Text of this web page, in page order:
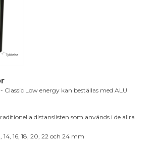
Classic Low energy kan beställas med ALU
distanslisten som används i de allra
14, 16, 18, 20, 22 och 24 mm